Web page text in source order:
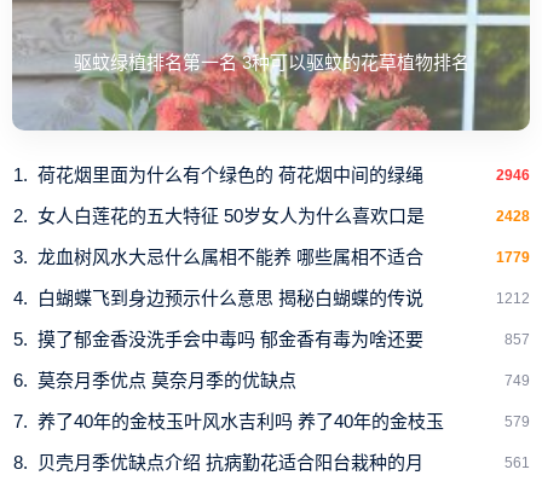
驱蚊绿植排名第一名 3种可以驱蚊的花草植物排名
荷花烟里面为什么有个绿色的 荷花烟中间的绿绳 2946
女人白莲花的五大特征 50岁女人为什么喜欢口是 2428
龙血树风水大忌什么属相不能养 哪些属相不适合 1779
白蝴蝶飞到身边预示什么意思 揭秘白蝴蝶的传说 1212
摸了郁金香没洗手会中毒吗 郁金香有毒为啥还要 857
莫奈月季优点 莫奈月季的优缺点 749
养了40年的金枝玉叶风水吉利吗 养了40年的金枝玉 579
贝壳月季优缺点介绍 抗病勤花适合阳台栽种的月 561